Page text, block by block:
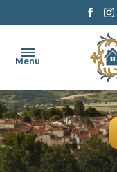
Menu
ACCUEIL
AGENCE